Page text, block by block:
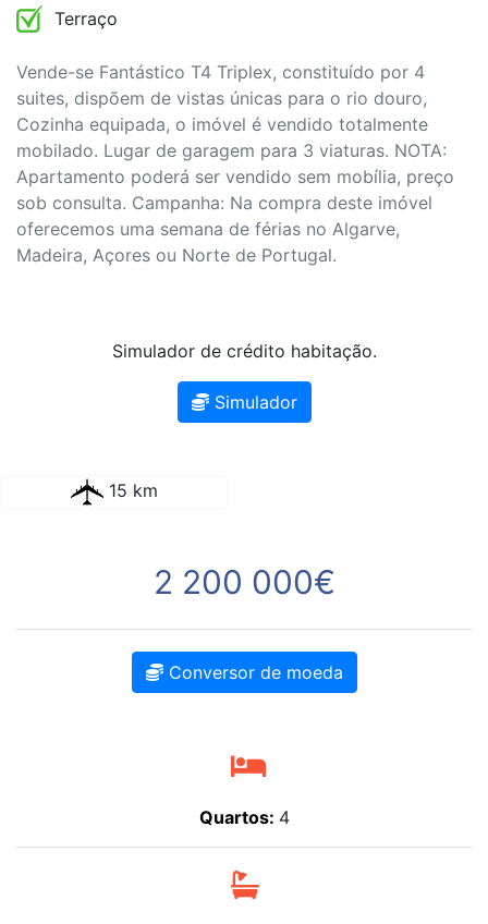
Terraço
Vende-se Fantástico T4 Triplex, constituído por 4
suites, dispõem de vistas únicas para o rio douro,
Cozinha equipada, o imóvel é vendido totalmente
mobilado. Lugar de garagem para 3 viaturas. NOTA:
Apartamento poderá ser vendido sem mobília, preço
sob consulta. Campanha: Na compra deste imóvel
oferecemos uma semana de férias no Algarve,
Madeira, Açores ou Norte de Portugal.
Simulador de crédito habitação.
Simulador
15 km
2 200 000€
Conversor de moeda
Quartos: 4